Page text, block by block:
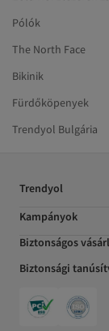
Pólók
The North Face
Bikinik
Fürdőköpenyek
Trendyol Bulgária
Trendyol
Kampányok
Biztonságos
Biztonsági